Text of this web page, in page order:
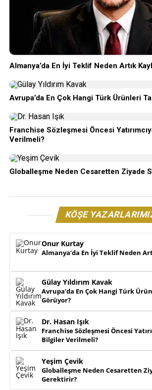
Almanya’da En İyi Teklif Neden Artık
Avrupa’da En Çok Hangi Türk Ürünleri
Franchise Sözleşmesi Öncesi
Verilmeli?
Globalleşme Neden Cesaretten Ziyade
KÖŞE
Onur Kurtay
Almanya’da En İyi Teklif Neden
Gülay Yıldırım Kavak
Avrupa’da En Çok Hangi Türk
Görüyor?
Dr. Hasan Işık
Franchise Sözleşmesi Öncesi
Bilgiler Verilmeli?
Yeşim Çevik
Globalleşme Neden Cesaretten
Gerektirir?